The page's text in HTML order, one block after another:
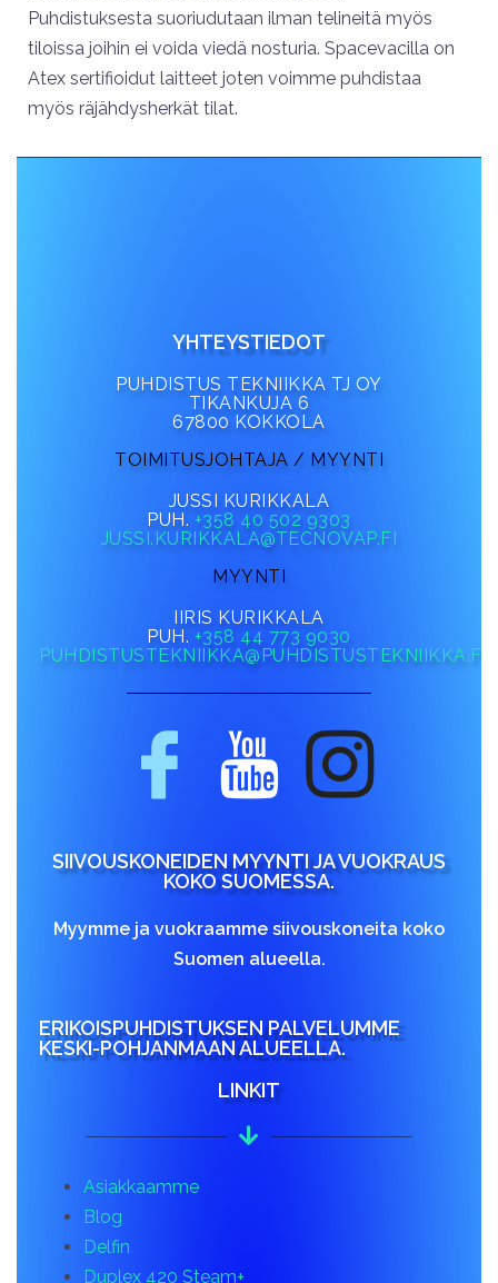
Puhdistuksesta suoriudutaan ilman telineitä myös
tiloissa joihin ei voida viedä nosturia. Spacevacilla on
Atex sertifioidut laitteet joten voimme puhdistaa
myös räjähdysherkät tilat.
YHTEYSTIEDOT
PUHDISTUS TEKNIIKKA TJ OY
TIKANKUJA 6
67800 KOKKOLA
TOIMITUSJOHTAJA / MYYNTI
JUSSI KURIKKALA
PUH. +358 40 502 9303
JUSSI.KURIKKALA@TECNOVAP.FI
MYYNTI
IIRIS KURIKKALA
PUH. +358 44 773 9030
PUHDISTUSTEKNIIKKA@PUHDISTUSTEKNIIKKA.FI
SIIVOUSKONEIDEN MYYNTI JA VUOKRAUS
KOKO SUOMESSA.
Myymme ja vuokraamme siivouskoneita koko
Suomen alueella.
ERIKOISPUHDISTUKSEN PALVELUMME
KESKI-POHJANMAAN ALUEELLA.
LINKIT
Asiakkaamme
Blog
Delfin
Duplex 420 Steam+